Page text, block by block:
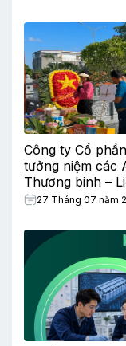
Công ty Cổ
tưởng niệm các
Thương binh –
27 Tháng 07 năm